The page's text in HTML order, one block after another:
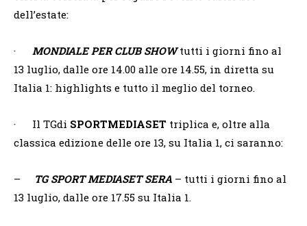
dell’estate:
· MONDIALE PER CLUB SHOWtutti i giorni fino al
13 luglio, dalle ore 14.00 alle ore 14.55, in diretta su
Italia 1: highlights e tutto il meglio del torneo.
· Il TGdi SPORTMEDIASET triplica e, oltre alla
classica edizione delle ore 13, su Italia 1, ci saranno:
– TG SPORT MEDIASET SERA – tutti i giorni fino al
13 luglio, dalle ore 17.55 su Italia 1.